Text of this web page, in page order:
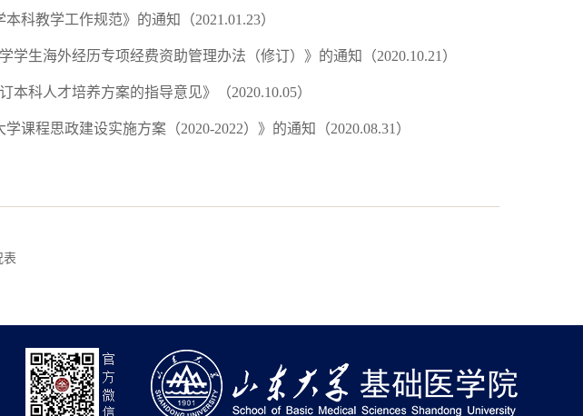
科教学工作规范》的通知（2021.01.23）
学生海外经历专项经费资助管理办法（修订）》的通知（2020.10.21）
科人才培养方案的指导意见》（2020.10.05）
课程思政建设实施方案（2020-2022）》的通知（2020.08.31）
表